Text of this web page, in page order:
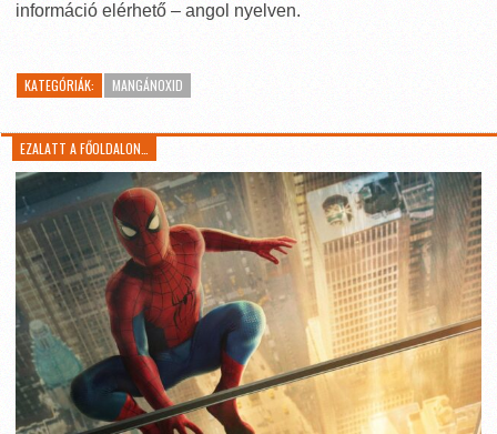
információ elérhető – angol nyelven.
KATEGÓRIÁK: MANGÁNOXID
EZALATT A FŐOLDALON…